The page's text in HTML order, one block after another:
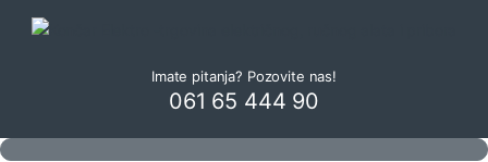
Imate pitanja? Pozovite nas!
061 65 444 90